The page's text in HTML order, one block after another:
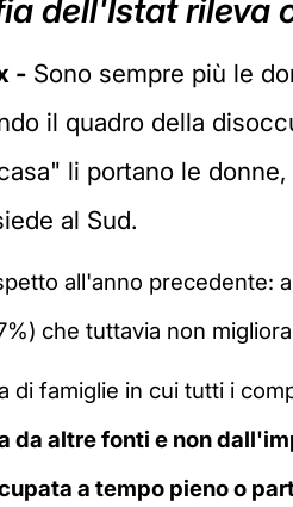
dell'Istat rileva
- Sono sempre più le
il quadro della
li portano le
al Sud.
all'anno precedente:
che tuttavia non
di famiglie in cui tutti i
da altre fonti e non
a tempo pieno o